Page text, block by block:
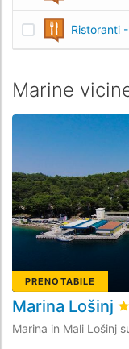
Ristoranti
Marine
PRENOTABILE
Marina Lošinj
Marina in Mali Lošinj